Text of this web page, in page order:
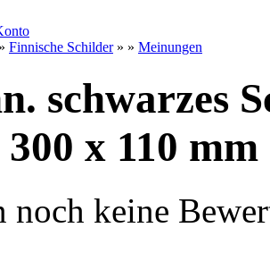
» Finnische Schilder» » Meinungen
schwarzes
x 110 mm
noch keine